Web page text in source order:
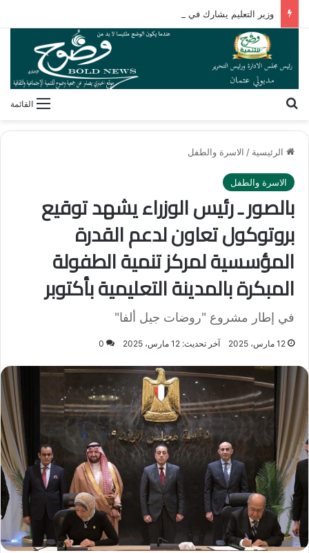
القائمة
الرئيسية / الاسرة والطفل
الاسرة والطفل
بالصور ـ رئيس الوزراء يشهد توقيع
بروتوكول تعاون لدعم القدرة
المؤسسية لمركز تنمية الطفولة
المبكرة بالمدينة التعليمية بأكتوبر
في إطار مشروع "روضات جيل ألفا"
12 مارس، 2025 آخر تحديث: 12 مارس، 2025 0